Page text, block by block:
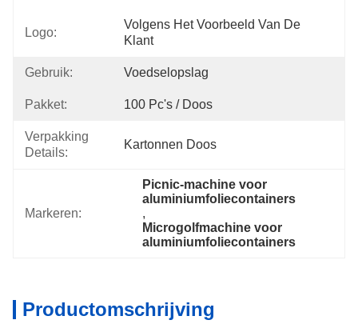
Logo:
Volgens Het Voorbeeld Van De
Klant
Gebruik: Voedselopslag
Pakket: 100 Pc's / Doos
Verpakking
Details:
Kartonnen Doos
Markeren:
Picnic-machine voor
aluminiumfoliecontainers
,
Microgolfmachine voor
aluminiumfoliecontainers
Productomschrijving